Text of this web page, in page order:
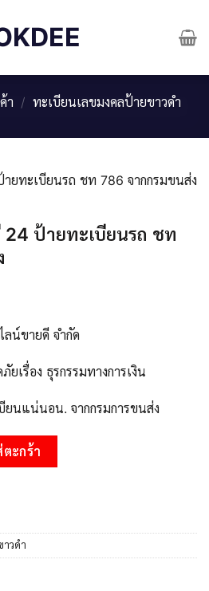
า / ทะเบียนเลขมงคลป้ายขาวดำ
24 ป้ายทะเบียนรถ ชท
น์ขายดี จำกัด
เรื่อง ธุรกรรมทางการเงิน
ยนแน่นอน. จากกรมการขนส่ง
ป้ายทะเบียนรถ ชท 786 จากกรมขนส่
ะกร้า
าวดำ